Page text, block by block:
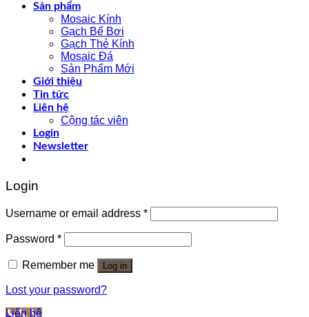
Sản phẩm
Mosaic Kính
Gạch Bể Bơi
Gạch Thẻ Kính
Mosaic Đá
Sản Phẩm Mới
Giới thiệu
Tin tức
Liên hệ
Cộng tác viên
Login
Newsletter
Login
Username or email address *
Password *
Remember me Log in
Lost your password?
Liên hệ